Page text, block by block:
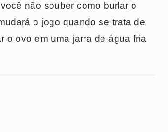
não souber como burlar o
o jogo quando se trata de
o ovo em uma jarra de água fria